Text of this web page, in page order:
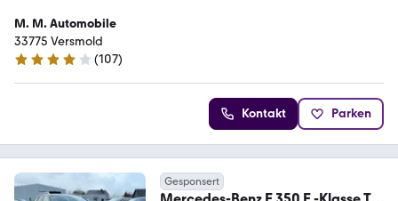
M. M. Automobile
33775 Versmold
4 Sterne
(107)
Kontakt Parken
Gesponsert